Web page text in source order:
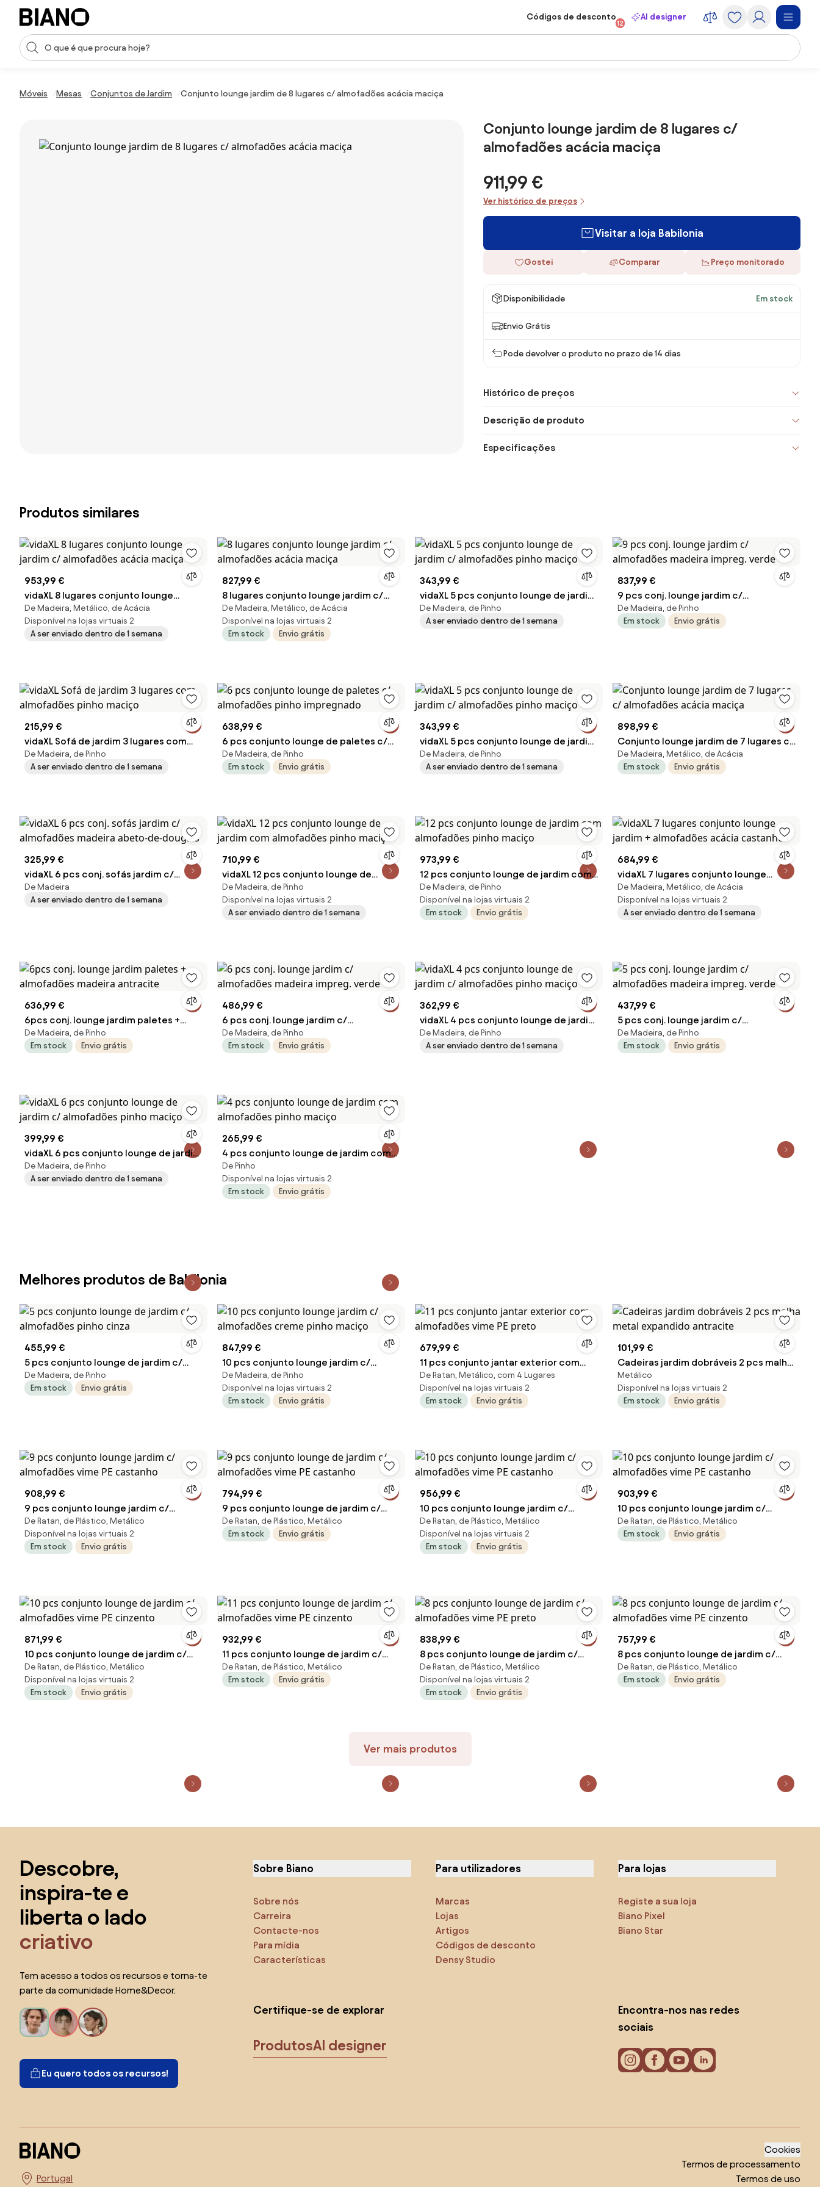
Saltar para o conteúdo
Entrada de pesquisa
Códigos de desconto
12
AI designer
Móveis Mesas Conjuntos de Jardim Conjunto lounge jardim de 8 lugares c/ almofadões acácia maciça
Conjunto lounge jardim de 8 lugares c/
almofadões acácia maciça
911,99 €
Ver histórico de preços
Visitar a loja Babilonia
Gostei Comparar Preço monitorado
Disponibilidade Em stock
Envio Grátis
Pode devolver o produto no prazo de 14 dias
Histórico de preços
Descrição de produto
Especificações
Produtos similares
953,99 €
vidaXL 8 lugares conjunto lounge
jardim c/ almofadões acácia maciça
De Madeira, Metálico, de Acácia
Disponível na lojas virtuais 2
A ser enviado dentro de 1 semana
827,99 €
8 lugares conjunto lounge jardim c/
almofadões acácia maciça
De Madeira, Metálico, de Acácia
Disponível na lojas virtuais 2
Em stock
Envio grátis
343,99 €
vidaXL 5 pcs conjunto lounge de jardim
c/ almofadões pinho maciço
De Madeira, de Pinho
A ser enviado dentro de 1 semana
837,99 €
9 pcs conj. lounge jardim c/
almofadões madeira impreg. verde
De Madeira, de Pinho
Em stock
Envio grátis
215,99 €
vidaXL Sofá de jardim 3 lugares com
almofadões pinho maciço
De Madeira, de Pinho
A ser enviado dentro de 1 semana
638,99 €
6 pcs conjunto lounge de paletes c/
almofadões pinho impregnado
De Madeira, de Pinho
Em stock
Envio grátis
343,99 €
vidaXL 5 pcs conjunto lounge de jardim
c/ almofadões pinho maciço
De Madeira, de Pinho
A ser enviado dentro de 1 semana
898,99 €
Conjunto lounge jardim de 7 lugares c/
almofadões acácia maciça
De Madeira, Metálico, de Acácia
Em stock
Envio grátis
325,99 €
vidaXL 6 pcs conj. sofás jardim c/
almofadões madeira abeto-de-
douglas
De Madeira
A ser enviado dentro de 1 semana
710,99 €
vidaXL 12 pcs conjunto lounge de
jardim com almofadões pinho maciço
De Madeira, de Pinho
Disponível na lojas virtuais 2
A ser enviado dentro de 1 semana
973,99 €
12 pcs conjunto lounge de jardim com
almofadões pinho maciço
De Madeira, de Pinho
Disponível na lojas virtuais 2
Em stock
Envio grátis
684,99 €
vidaXL 7 lugares conjunto lounge
jardim + almofadões acácia castanho
De Madeira, Metálico, de Acácia
Disponível na lojas virtuais 2
A ser enviado dentro de 1 semana
636,99 €
6pcs conj. lounge jardim paletes +
almofadões madeira antracite
De Madeira, de Pinho
Em stock
Envio grátis
486,99 €
6 pcs conj. lounge jardim c/
almofadões madeira impreg. verde
De Madeira, de Pinho
Em stock
Envio grátis
362,99 €
vidaXL 4 pcs conjunto lounge de jardim
c/ almofadões pinho maciço
De Madeira, de Pinho
A ser enviado dentro de 1 semana
437,99 €
5 pcs conj. lounge jardim c/
almofadões madeira impreg. verde
De Madeira, de Pinho
Em stock
Envio grátis
399,99 €
vidaXL 6 pcs conjunto lounge de jardim
c/ almofadões pinho maciço
De Madeira, de Pinho
A ser enviado dentro de 1 semana
265,99 €
4 pcs conjunto lounge de jardim com
almofadões pinho maciço
De Pinho
Disponível na lojas virtuais 2
Em stock
Envio grátis
Melhores produtos de Babilonia
455,99 €
5 pcs conjunto lounge de jardim c/
almofadões pinho cinza
De Madeira, de Pinho
Em stock
Envio grátis
847,99 €
10 pcs conjunto lounge jardim c/
almofadões creme pinho maciço
De Madeira, de Pinho
Disponível na lojas virtuais 2
Em stock
Envio grátis
679,99 €
11 pcs conjunto jantar exterior com
almofadões vime PE preto
De Ratan, Metálico, com 4 Lugares
Disponível na lojas virtuais 2
Em stock
Envio grátis
101,99 €
Cadeiras jardim dobráveis 2 pcs malha
metal expandido antracite
Metálico
Disponível na lojas virtuais 2
Em stock
Envio grátis
908,99 €
9 pcs conjunto lounge jardim c/
almofadões vime PE castanho
De Ratan, de Plástico, Metálico
Disponível na lojas virtuais 2
Em stock
Envio grátis
794,99 €
9 pcs conjunto lounge de jardim c/
almofadões vime PE castanho
De Ratan, de Plástico, Metálico
Em stock
Envio grátis
956,99 €
10 pcs conjunto lounge jardim c/
almofadões vime PE castanho
De Ratan, de Plástico, Metálico
Disponível na lojas virtuais 2
Em stock
Envio grátis
903,99 €
10 pcs conjunto lounge jardim c/
almofadões vime PE castanho
De Ratan, de Plástico, Metálico
Em stock
Envio grátis
871,99 €
10 pcs conjunto lounge de jardim c/
almofadões vime PE cinzento
De Ratan, de Plástico, Metálico
Disponível na lojas virtuais 2
Em stock
Envio grátis
932,99 €
11 pcs conjunto lounge de jardim c/
almofadões vime PE cinzento
De Ratan, de Plástico, Metálico
Em stock
Envio grátis
838,99 €
8 pcs conjunto lounge de jardim c/
almofadões vime PE preto
De Ratan, de Plástico, Metálico
Disponível na lojas virtuais 2
Em stock
Envio grátis
757,99 €
8 pcs conjunto lounge de jardim c/
almofadões vime PE cinzento
De Ratan, de Plástico, Metálico
Em stock
Envio grátis
Ver mais produtos
Descobre,
inspira-te e
liberta o lado
criativo
Tem acesso a todos os recursos e torna-te
parte da comunidade Home&Decor.
Eu quero todos os recursos!
Sobre Biano
Sobre nós
Carreira
Contacte-nos
Para mídia
Características
Para utilizadores
Marcas
Lojas
Artigos
Códigos de desconto
Densy Studio
Para lojas
Registe a sua loja
Biano Pixel
Biano Star
Certifique-se de explorar
ProdutosAI designer
Encontra-nos nas redes
sociais
Escolha o país
Cookies
Termos de processamento
Termos de uso